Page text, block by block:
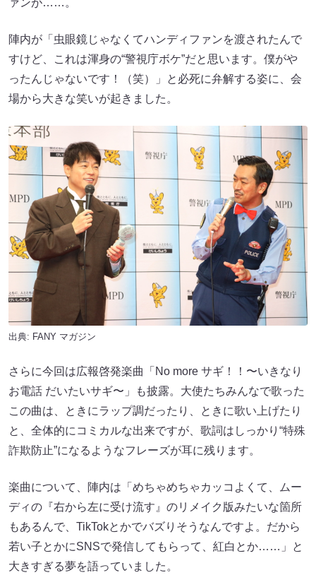
陣内が「虫眼鏡じゃなくてハンディファンを渡されたんで
すけど、これは渾身の“警視庁ボケ”だと思います。僕がや
ったんじゃないです！（笑）」と必死に弁解する姿に、会
場から大きな笑いが起きました。
出典: FANY マガジン
さらに今回は広報啓発楽曲「No more サギ！！〜いきなり
お電話 だいたいサギ〜」も披露。大使たちみんなで歌った
この曲は、ときにラップ調だったり、ときに歌い上げたり
と、全体的にコミカルな出来ですが、歌詞はしっかり“特殊
詐欺防止”になるようなフレーズが耳に残ります。
楽曲について、陣内は「めちゃめちゃカッコよくて、ムー
ディの『右から左に受け流す』のリメイク版みたいな箇所
もあるんで、TikTokとかでバズりそうなんですよ。だから
若い子とかにSNSで発信してもらって、紅白とか……」と
大きすぎる夢を語っていました。